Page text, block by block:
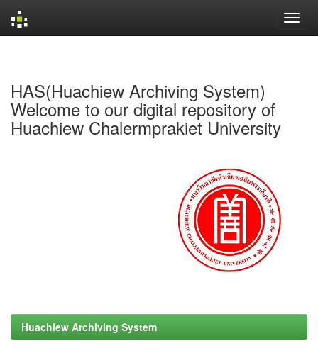
HAS(Huachiew Archiving System)
Welcome to our digital repository of
Huachiew Chalermprakiet University
Huachiew Archiving System